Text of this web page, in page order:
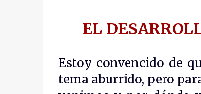
EL
Estoy convencido de
tema aburrido, pero